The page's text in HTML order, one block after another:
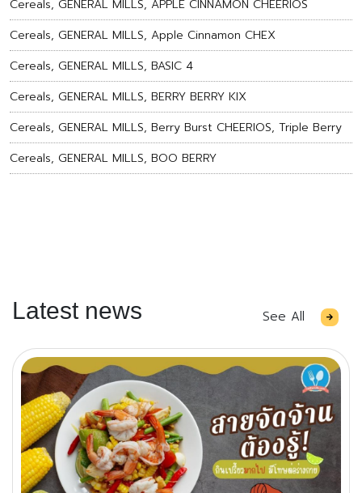
Cereals, GENERAL MILLS, APPLE CINNAMON CHEERIOS
Cereals, GENERAL MILLS, Apple Cinnamon CHEX
Cereals, GENERAL MILLS, BASIC 4
Cereals, GENERAL MILLS, BERRY BERRY KIX
Cereals, GENERAL MILLS, Berry Burst CHEERIOS, Triple Berry
Cereals, GENERAL MILLS, BOO BERRY
Latest news See All